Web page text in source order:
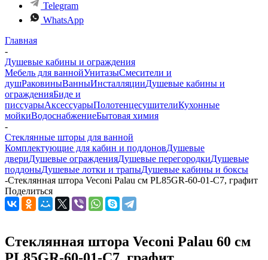
Telegram
WhatsApp
Главная
-
Душевые кабины и ограждения
Мебель для ваннойУнитазыСмесители и
душРаковиныВанныИнсталляцииДушевые кабины и
огражденияБиде и
писсуарыАксессуарыПолотенцесушителиКухонные
мойкиВодоснабжениеБытовая химия
-
Стеклянные шторы для ванной
Комплектующие для кабин и поддоновДушевые
двериДушевые огражденияДушевые перегородкиДушевые
поддоныДушевые лотки и трапыДушевые кабины и боксы
-Стеклянная штора Veconi Palau см PL85GR-60-01-C7, графит
Поделиться
Стеклянная штора Veconi Palau 60 см